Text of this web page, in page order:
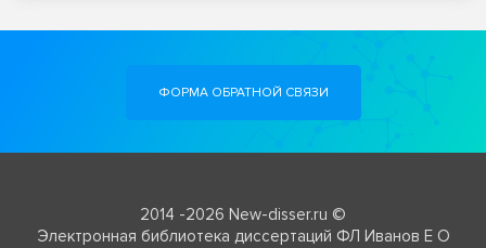
ФОРМА ОБРАТНОЙ СВЯЗИ
2014 -2026 New-disser.ru ©
Электронная библиотека диссертаций ФЛ Иванов Е О